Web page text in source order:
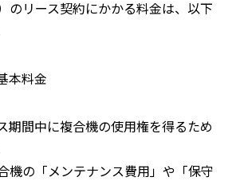
のリース契約にかかる料金は、以下
本料金
期間中に複合機の使用権を得るため
機の「メンテナンス費用」や「保守